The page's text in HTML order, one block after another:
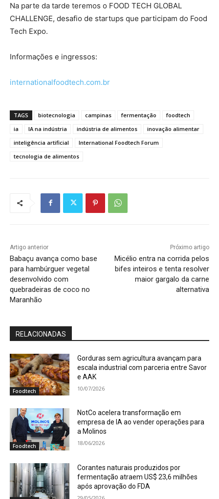
Na parte da tarde teremos o FOOD TECH GLOBAL
CHALLENGE, desafio de startups que participam do Food
Tech Expo.
Informações e ingressos:
internationalfoodtech.com.br
TAGS biotecnologia campinas fermentação
foodtech
ia
IA na indústria indústria de alimentos
inovação alimentar
inteligência artificial
International Foodtech Forum
tecnologia de alimentos
Artigo anterior
Babaçu avança como base
para hambúrguer vegetal
desenvolvido com
quebradeiras de coco no
Maranhão
Próximo artigo
Micélio entra na corrida pelos
bifes inteiros e tenta resolver
maior gargalo da carne
alternativa
RELACIONADAS
Foodtech
Gorduras sem agricultura avançam para
escala industrial com parceria entre Savor
e AAK
10/07/2026
Foodtech
NotCo acelera transformação em
empresa de IA ao vender operações para
a Molinos
18/06/2026
Corantes naturais produzidos por
fermentação atraem US$ 23,6 milhões
após aprovação do FDA